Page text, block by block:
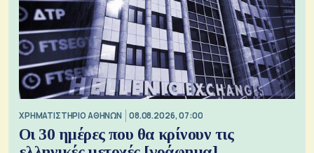
XΡΗΜΑΤΙΣΤΗΡΙΟ ΑΘΗΝΩΝ 08.08.2026, 07:00
Οι 30 ημέρες που θα κρίνουν τις